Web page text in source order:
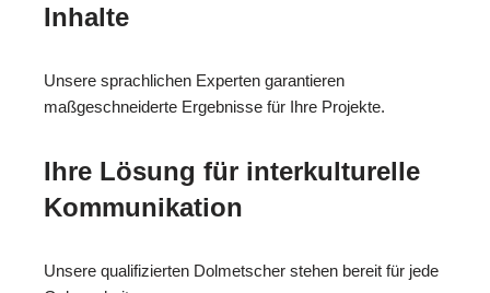
Inhalte
Unsere sprachlichen Experten garantieren
maßgeschneiderte Ergebnisse für Ihre Projekte.
Ihre Lösung für interkulturelle
Kommunikation
Unsere qualifizierten Dolmetscher stehen bereit für jede